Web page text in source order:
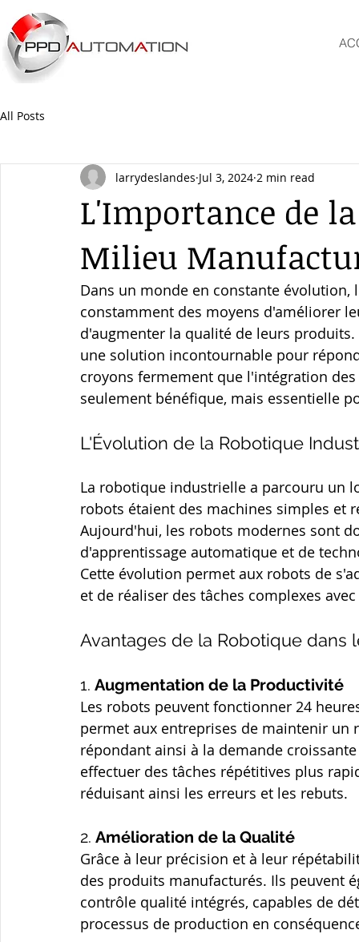
All Posts
L'Importance de
Milieu
larrydeslandes Jul 3, 2024 2 min read
Dans un monde en constante
constamment des moyens d'améliorer
d'augmenter la qualité de leurs
une solution incontournable pour
croyons fermement que l'intégration
seulement bénéfique, mais essentielle
L'Évolution de la Robotique
La robotique industrielle a parcouru un
robots étaient des machines simples et
Aujourd'hui, les robots modernes sont
d'apprentissage automatique et de
Cette évolution permet aux robots de
et de réaliser des tâches complexes
Avantages de la Robotique dans
1. Augmentation de la Productivité
Les robots peuvent fonctionner 24
permet aux entreprises de maintenir
répondant ainsi à la demande
effectuer des tâches répétitives plus
réduisant ainsi les erreurs et les rebuts.
2. Amélioration de la Qualité
Grâce à leur précision et à leur
des produits manufacturés. Ils peuvent
contrôle qualité intégrés, capables de
processus de production en